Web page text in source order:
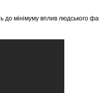
до мінімуму вплив людського